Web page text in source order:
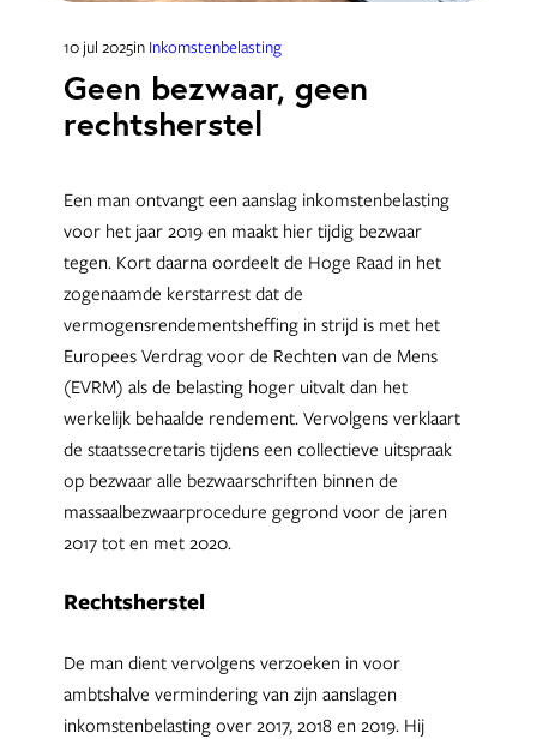
10 jul 2025in Inkomstenbelasting
Geen bezwaar, geen
rechtsherstel
Een man ontvangt een aanslag inkomstenbelasting
voor het jaar 2019 en maakt hier tijdig bezwaar
tegen. Kort daarna oordeelt de Hoge Raad in het
zogenaamde kerstarrest dat de
vermogensrendementsheffing in strijd is met het
Europees Verdrag voor de Rechten van de Mens
(EVRM) als de belasting hoger uitvalt dan het
werkelijk behaalde rendement. Vervolgens verklaart
de staatssecretaris tijdens een collectieve uitspraak
op bezwaar alle bezwaarschriften binnen de
massaalbezwaarprocedure gegrond voor de jaren
2017 tot en met 2020.
Rechtsherstel
De man dient vervolgens verzoeken in voor
ambtshalve vermindering van zijn aanslagen
inkomstenbelasting over 2017, 2018 en 2019. Hij